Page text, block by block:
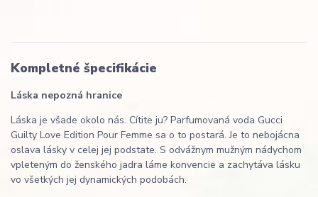
Kompletné špecifikácie
Láska nepozná hranice
Láska je všade okolo nás. Cítite ju? Parfumovaná voda Gucci
Guilty Love Edition Pour Femme sa o to postará. Je to nebojácna
oslava lásky v celej jej podstate. S odvážnym mužným nádychom
vpleteným do ženského jadra láme konvencie a zachytáva lásku
vo všetkých jej dynamických podobách.